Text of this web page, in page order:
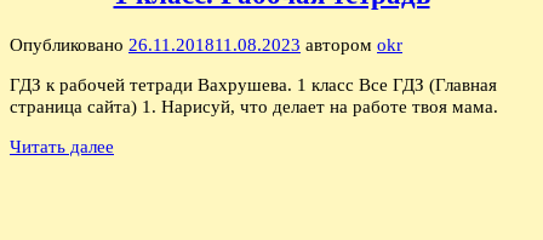
Опубликовано 26.11.201811.08.2023 автором okr
ГДЗ к рабочей тетради Вахрушева. 1 класс Все ГДЗ (Главная
страница сайта) 1. Нарисуй, что делает на работе твоя мама.
Читать далее